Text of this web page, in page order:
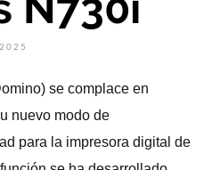
se complace en
nuevo modo de
para la impresora digital de